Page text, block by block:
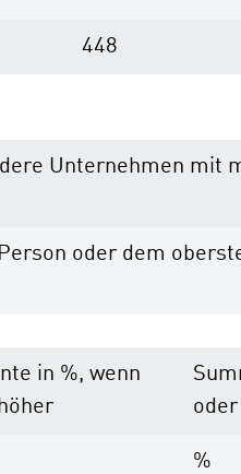
448
Unternehmen mit
oder dem
in %, wenn
%